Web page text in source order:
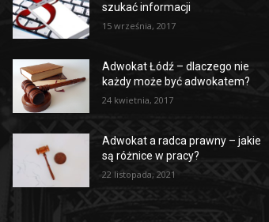
szukać informacji
15 września, 2017
Adwokat Łódź – dlaczego nie
każdy może być adwokatem?
24 kwietnia, 2017
Adwokat a radca prawny – jakie
są różnice w pracy?
22 listopada, 2021